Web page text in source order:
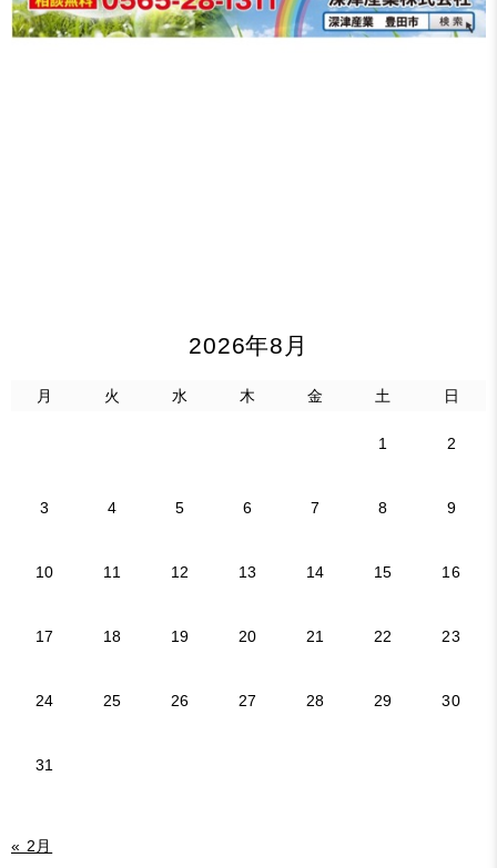
2026年8月
月 火 水 木 金 土 日
1 2
3 4 5 6 7 8 9
10 11 12 13 14 15 16
17 18 19 20 21 22 23
24 25 26 27 28 29 30
31
« 2月